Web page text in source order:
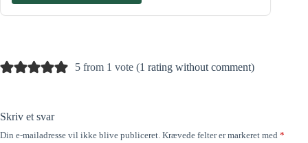
5 from 1 vote (1 rating without comment)
Skriv et svar
Din e-mailadresse vil ikke blive publiceret. Krævede felter er markeret med *